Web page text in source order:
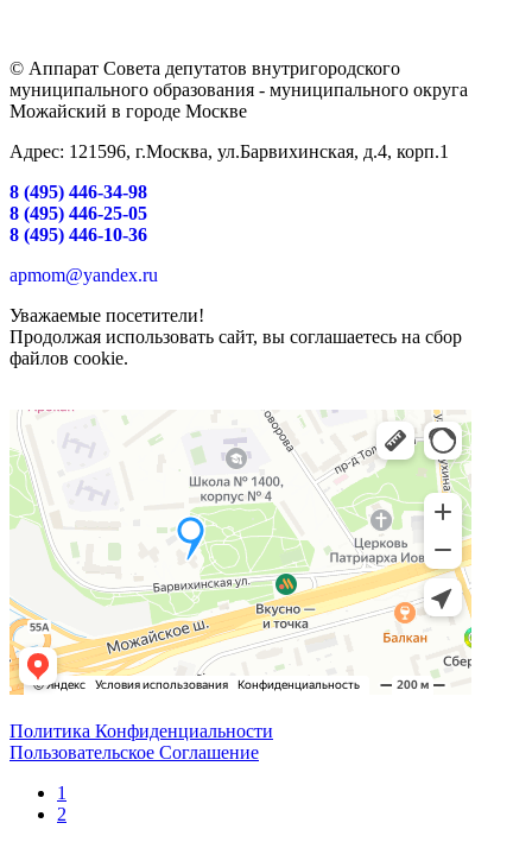
© Аппарат Совета депутатов внутригородского
муниципального образования - муниципального округа
Можайский в городе Москве
Адрес: 121596, г.Москва, ул.Барвихинская, д.4, корп.1
8 (495) 446-34-98
8 (495) 446-25-05
8 (495) 446-10-36
apmom@yandex.ru
Уважаемые посетители!
Продолжая использовать сайт, вы соглашаетесь на сбор
файлов cookie.
Политика Конфиденциальности
Пользовательское Соглашение
1
2